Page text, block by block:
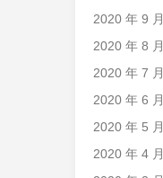
2020 年 9 月
2020 年 8 月
2020 年 7 月
2020 年 6 月
2020 年 5 月
2020 年 4 月